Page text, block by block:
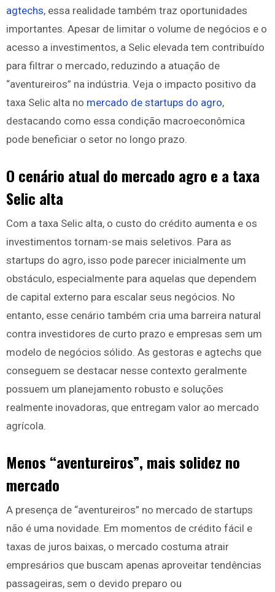
agtechs, essa realidade também traz oportunidades
importantes. Apesar de limitar o volume de negócios e o
acesso a investimentos, a Selic elevada tem contribuído
para filtrar o mercado, reduzindo a atuação de
“aventureiros” na indústria. Veja o impacto positivo da
taxa Selic alta no mercado de startups do agro,
destacando como essa condição macroeconômica
pode beneficiar o setor no longo prazo.
O cenário atual do mercado agro e a taxa
Selic alta
Com a taxa Selic alta, o custo do crédito aumenta e os
investimentos tornam-se mais seletivos. Para as
startups do agro, isso pode parecer inicialmente um
obstáculo, especialmente para aquelas que dependem
de capital externo para escalar seus negócios. No
entanto, esse cenário também cria uma barreira natural
contra investidores de curto prazo e empresas sem um
modelo de negócios sólido. As gestoras e agtechs que
conseguem se destacar nesse contexto geralmente
possuem um planejamento robusto e soluções
realmente inovadoras, que entregam valor ao mercado
agrícola.
Menos “aventureiros”, mais solidez no
mercado
A presença de “aventureiros” no mercado de startups
não é uma novidade. Em momentos de crédito fácil e
taxas de juros baixas, o mercado costuma atrair
empresários que buscam apenas aproveitar tendências
passageiras, sem o devido preparo ou